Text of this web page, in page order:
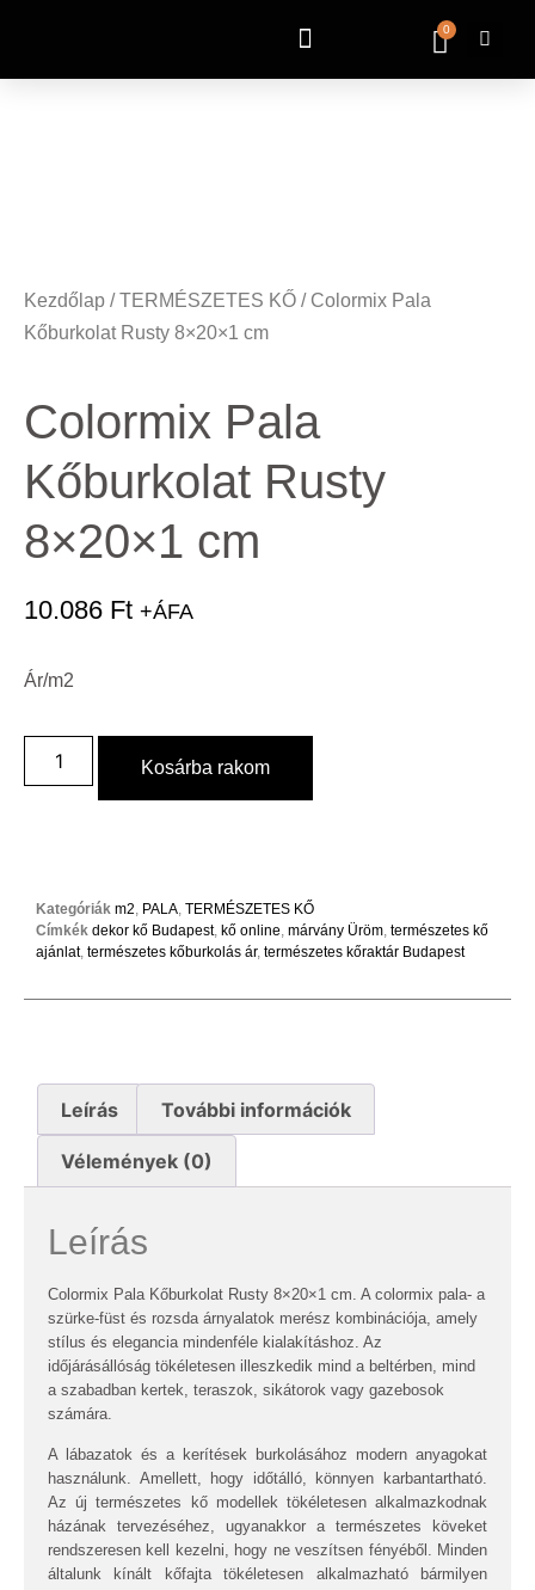
0
Kezdőlap /TERMÉSZETES KŐ / Colormix Pala
Kőburkolat Rusty 8×20×1 cm
Colormix Pala
Kőburkolat Rusty
8×20×1 cm
10.086 Ft +ÁFA
Ár/m2
Kosárba rakom
Kategóriák m2 PALA TERMÉSZETES KŐ
Címkék dekor kő Budapest, kő online márvány Üröm természetes kő
ajánlat, természetes kőburkolás ár, természetes kőraktár Budapest
Leírás További információk
Vélemények (0)
Leírás
Colormix Pala Kőburkolat Rusty 8×20×1 cm. A colormix pala- a
szürke-füst és rozsda árnyalatok merész kombinációja, amely
stílus és elegancia mindenféle kialakításhoz. Az
időjárásállóság tökéletesen illeszkedik mind a beltérben, mind
a szabadban kertek, teraszok, sikátorok vagy gazebosok
számára.
A lábazatok és a kerítések burkolásához modern anyagokat
használunk. Amellett, hogy időtálló, könnyen karbantartható.
Az új természetes kő modellek tökéletesen alkalmazkodnak
házának tervezéséhez, ugyanakkor a természetes köveket
rendszeresen kell kezelni, hogy ne veszítsen fényéből. Minden
általunk kínált kőfajta tökéletesen alkalmazható bármilyen